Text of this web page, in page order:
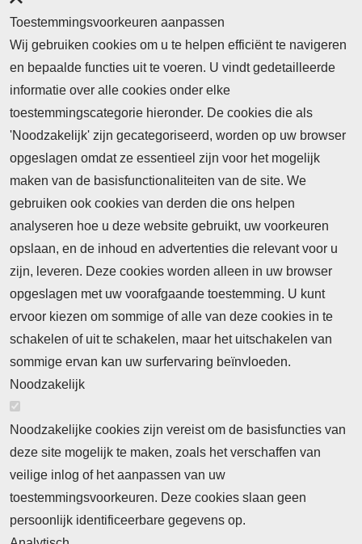
Toestemmingsvoorkeuren aanpassen
Wij gebruiken cookies om u te helpen efficiënt te navigeren
en bepaalde functies uit te voeren. U vindt gedetailleerde
informatie over alle cookies onder elke
toestemmingscategorie hieronder. De cookies die als
'Noodzakelijk' zijn gecategoriseerd, worden op uw browser
opgeslagen omdat ze essentieel zijn voor het mogelijk
maken van de basisfunctionaliteiten van de site. We
gebruiken ook cookies van derden die ons helpen
analyseren hoe u deze website gebruikt, uw voorkeuren
opslaan, en de inhoud en advertenties die relevant voor u
zijn, leveren. Deze cookies worden alleen in uw browser
opgeslagen met uw voorafgaande toestemming. U kunt
ervoor kiezen om sommige of alle van deze cookies in te
schakelen of uit te schakelen, maar het uitschakelen van
sommige ervan kan uw surfervaring beïnvloeden.
Noodzakelijk
Noodzakelijke cookies zijn vereist om de basisfuncties van
deze site mogelijk te maken, zoals het verschaffen van
veilige inlog of het aanpassen van uw
toestemmingsvoorkeuren. Deze cookies slaan geen
persoonlijk identificeerbare gegevens op.
Nieuws
Meld je aan voor de nieuwsbrief
Neem contact op Algemene Leveringsvoorwaarden
Cookieverklaring Privacyverklaring
Abonnement
Abonnementinformatie Inlogprocedure
Nieuws
Laatste nieuws Columns Thema's
Meld u aan voor onze nieuwsbrief
persberichten, actualiteiten, nieuws en personalia uit het
beroepsonderwijs.